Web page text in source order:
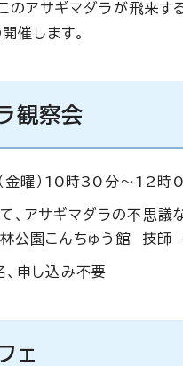
のアサギマダラが飛来
催します。
観察会
金曜）10時30分～12時
、アサギマダラの不思議
林公園こんちゅう館 技
申し込み不要
ェ